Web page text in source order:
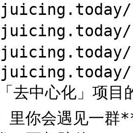
去中心化」项
你会遇见一群